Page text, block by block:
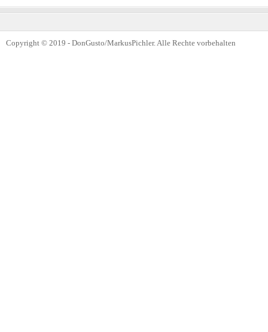
Copyright © 2019 - DonGusto/MarkusPichler. Alle Rechte vorbehalten